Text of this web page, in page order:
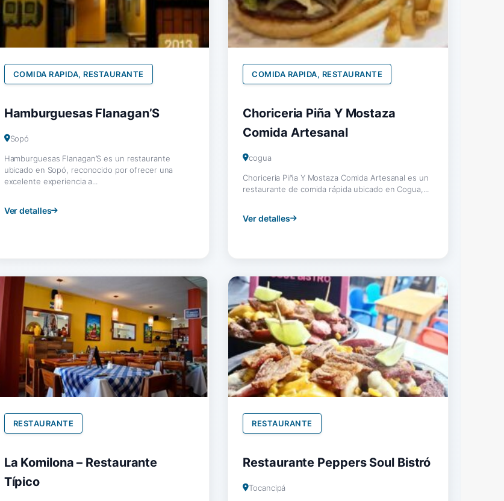
COMIDA RAPIDA, RESTAURANTE
Hamburguesas Flanagan’S
Sopó
Hamburguesas Flanagan’S es un restaurante
ubicado en Sopó, reconocido por ofrecer una
excelente experiencia a...
Ver detalles
COMIDA RAPIDA, RESTAURANTE
Choriceria Piña Y Mostaza
Comida Artesanal
cogua
Choriceria Piña Y Mostaza Comida Artesanal es un
restaurante de comida rápida ubicado en Cogua,...
Ver detalles
RESTAURANTE
La Komilona – Restaurante
Típico
RESTAURANTE
Restaurante Peppers Soul Bistró
Tocancipá